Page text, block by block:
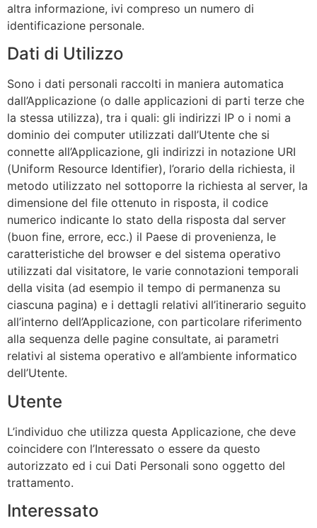
altra informazione, ivi compreso un numero di
identificazione personale.
Dati di Utilizzo
Sono i dati personali raccolti in maniera automatica
dall’Applicazione (o dalle applicazioni di parti terze che
la stessa utilizza), tra i quali: gli indirizzi IP o i nomi a
dominio dei computer utilizzati dall’Utente che si
connette all’Applicazione, gli indirizzi in notazione URI
(Uniform Resource Identifier), l’orario della richiesta, il
metodo utilizzato nel sottoporre la richiesta al server, la
dimensione del file ottenuto in risposta, il codice
numerico indicante lo stato della risposta dal server
(buon fine, errore, ecc.) il Paese di provenienza, le
caratteristiche del browser e del sistema operativo
utilizzati dal visitatore, le varie connotazioni temporali
della visita (ad esempio il tempo di permanenza su
ciascuna pagina) e i dettagli relativi all’itinerario seguito
all’interno dell’Applicazione, con particolare riferimento
alla sequenza delle pagine consultate, ai parametri
relativi al sistema operativo e all’ambiente informatico
dell’Utente.
Utente
L’individuo che utilizza questa Applicazione, che deve
coincidere con l’Interessato o essere da questo
autorizzato ed i cui Dati Personali sono oggetto del
trattamento.
Interessato